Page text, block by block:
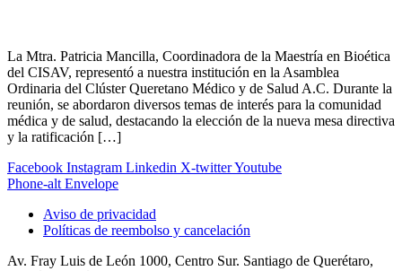
La Mtra. Patricia Mancilla, Coordinadora de la Maestría en Bioética
del CISAV, representó a nuestra institución en la Asamblea
Ordinaria del Clúster Queretano Médico y de Salud A.C. Durante la
reunión, se abordaron diversos temas de interés para la comunidad
médica y de salud, destacando la elección de la nueva mesa directiva
y la ratificación […]
Facebook Instagram Linkedin X-twitterYoutube
Phone-alt Envelope
Aviso de privacidad
Políticas de reembolso y cancelación
Av. Fray Luis de León 1000, Centro Sur. Santiago de Querétaro,